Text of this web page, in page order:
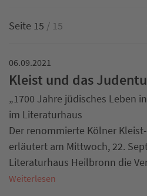
Seite 15 / 15
06.09.2021
Kleist und das
„1700 Jahre jüdisches Leben
im Literaturhaus
Der renommierte Kölner
erläutert am Mittwoch, 22.
Literaturhaus Heilbronn die
Weiterlesen